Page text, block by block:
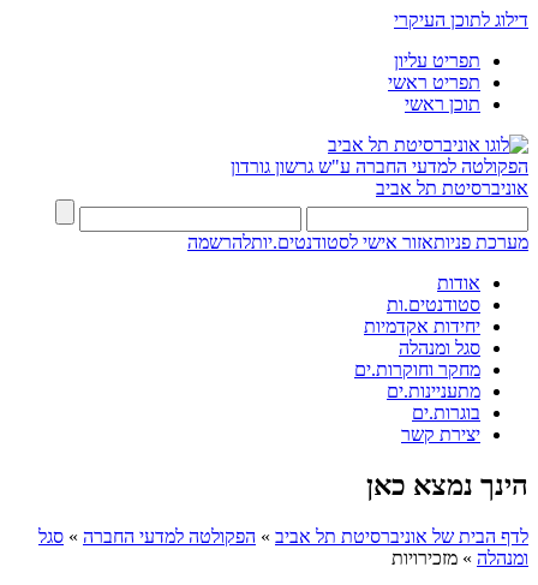
דילוג לתוכן העיקרי
תפריט עליון
תפריט ראשי
תוכן ראשי
הפקולטה למדעי החברה ע"ש גרשון גורדון
אוניברסיטת תל אביב
מערכת פניותאזור אישי לסטודנטים.יותלהרשמה
אודות
סטודנטים.ות
יחידות אקדמיות
סגל ומנהלה
מחקר וחוקרות.ים
מתעניינות.ים
בוגרות.ים
יצירת קשר
הינך נמצא כאן
לדף הבית של אוניברסיטת תל אביב » הפקולטה למדעי החברה » סגל
ומנהלה » מזכירויות